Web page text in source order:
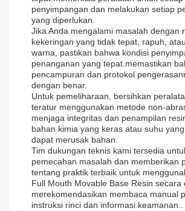
penyimpangan dan melakukan setiap
yang diperlukan.
Jika Anda mengalami masalah dengan
kekeringan yang tidak tepat, rapuh,
warna, pastikan bahwa kondisi
penanganan yang tepat.memastikan
pencampuran dan protokol
dengan benar.
Untuk pemeliharaan, bersihkan
teratur menggunakan metode non-
menjaga integritas dan penampilan
bahan kimia yang keras atau suhu
dapat merusak bahan.
Tim dukungan teknis kami tersedia
pemecahan masalah dan memberikan
tentang praktik terbaik untuk
Full Mouth Movable Base Resin secara
merekomendasikan membaca manual
instruksi rinci dan informasi keamanan..